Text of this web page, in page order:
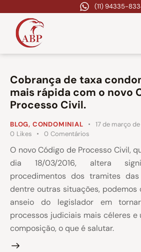
(11) 94335-
Cobrança de taxa
mais rápida com o novo
Processo Civil.
BLOG, CONDOMINIAL 17 de março
0 Likes 0 Comentários
O novo Código de Processo Civil,
dia 18/03/2016, altera
procedimentos dos tramites
dentre outras situações, podemos
anseio do legislador em
processos judiciais mais céleres
composição, o que é salutar.